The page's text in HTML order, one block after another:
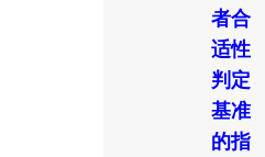
者合
适性
判定
基准
的指